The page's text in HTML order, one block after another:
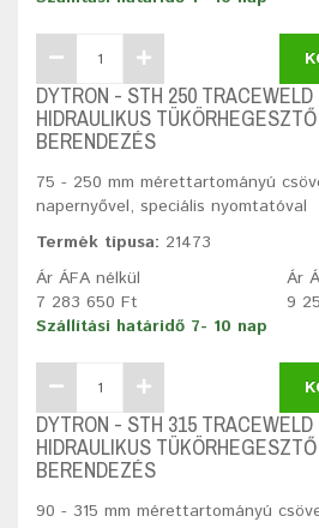
DYTRON - STH 250 TRACEWELD
HIDRAULIKUS TÜKÖRHEGESZTŐ
BERENDEZÉS
75 - 250 mm mérettartományú
napernyővel, speciális nyomtatóval
Termék típusa: 21473
Ár ÁFA nélkül
7 283 650 Ft
Ár
9
Szállítási határidő 7- 10 nap
DYTRON - STH 315 TRACEWELD
HIDRAULIKUS TÜKÖRHEGESZTŐ
BERENDEZÉS
90 - 315 mm mérettartományú